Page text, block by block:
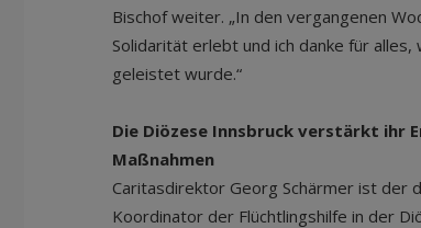
Bischof weiter. „In den vergangenen
Solidarität erlebt und ich danke für
geleistet wurde.“
Die Diözese Innsbruck verstärkt ihr
Maßnahmen
Caritasdirektor Georg Schärmer ist der
Koordinator der Flüchtlingshilfe in der